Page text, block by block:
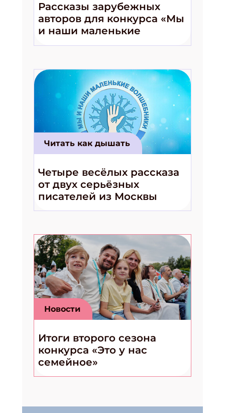
Рассказы зарубежных
авторов для конкурса «Мы
и наши маленькие
волшебники!»
Читать как дышать
Четыре весёлых рассказа
от двух серьёзных
писателей из Москвы
Новости
Итоги второго сезона
конкурса «Это у нас
семейное»
Получи электронный "Классный журнал" в подарок!
Укажите имя
Укажите Ваш Email